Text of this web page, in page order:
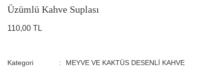
Üzümlü Kahve Suplası
110,00 TL
Kategori
MEYVE VE KAKTÜS DESENLİ KAHVE